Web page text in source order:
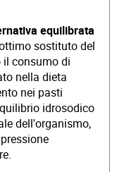
equilibrata
sostituto del
consumo di
nella dieta
nei pasti
idrosodico
dell'organismo,